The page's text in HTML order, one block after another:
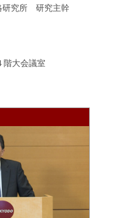
研究所 研究主幹
階大会議室